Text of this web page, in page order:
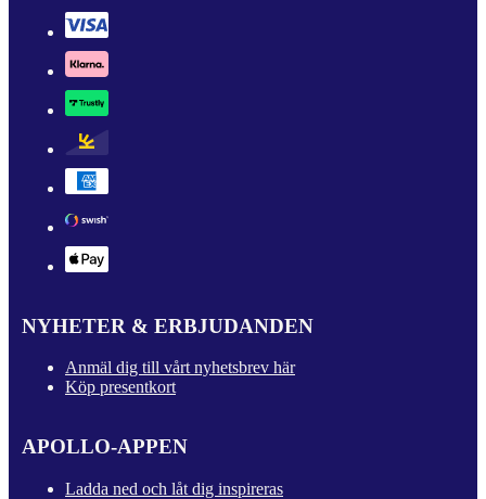
NYHETER & ERBJUDANDEN
Anmäl dig till vårt nyhetsbrev här
Köp presentkort
APOLLO-APPEN
Ladda ned och låt dig inspireras